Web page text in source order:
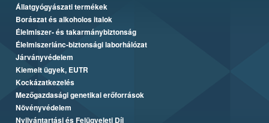
Állatgyógyászati termékek
Borászat és alkoholos italok
Élelmiszer- és takarmánybiztonság
Élelmiszerlánc-biztonsági laborhálózat
Járványvédelem
Kiemelt ügyek, EUTR
Kockázatkezelés
Mezőgazdasági genetikai erőforrások
Növényvédelem
Nyilvántartási és Felügyeleti Díj